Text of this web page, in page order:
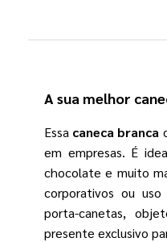
A sua melhor
Essa caneca branca
em empresas. É
chocolate e muito
corporativos ou
porta-canetas,
presente exclusivo